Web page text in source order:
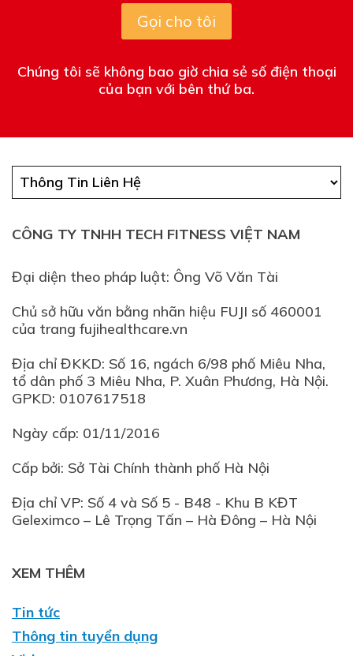
Gọi cho tôi
Chúng tôi sẽ không bao giờ chia sẻ số điện thoại
của bạn với bên thứ ba.
CÔNG TY TNHH TECH FITNESS VIỆT NAM
Đại diện theo pháp luật: Ông Võ Văn Tài
Chủ sở hữu văn bằng nhãn hiệu FUJI số 460001
của trang fujihealthcare.vn
Địa chỉ ĐKKD: Số 16, ngách 6/98 phố Miêu Nha,
tổ dân phố 3 Miêu Nha, P. Xuân Phương, Hà Nội.
GPKD: 0107617518
Ngày cấp: 01/11/2016
Cấp bởi: Sở Tài Chính thành phố Hà Nội
Địa chỉ VP: Số 4 và Số 5 - B48 - Khu B KĐT
XEM THÊM
Tin tức
Thông tin tuyển dụng